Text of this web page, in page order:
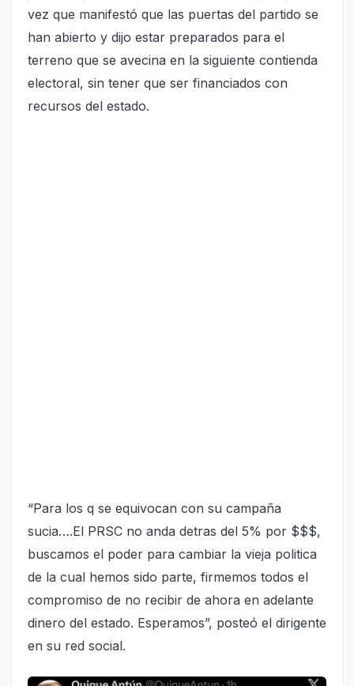
vez que manifestó que las puertas del partido se
han abierto y dijo estar preparados para el
terreno que se avecina en la siguiente contienda
electoral, sin tener que ser financiados con
recursos del estado.
“Para los q se equivocan con su campaña
sucia….El PRSC no anda detras del 5% por $$$,
buscamos el poder para cambiar la vieja politica
de la cual hemos sido parte, firmemos todos el
compromiso de no recibir de ahora en adelante
dinero del estado. Esperamos”, posteó el dirigente
en su red social.